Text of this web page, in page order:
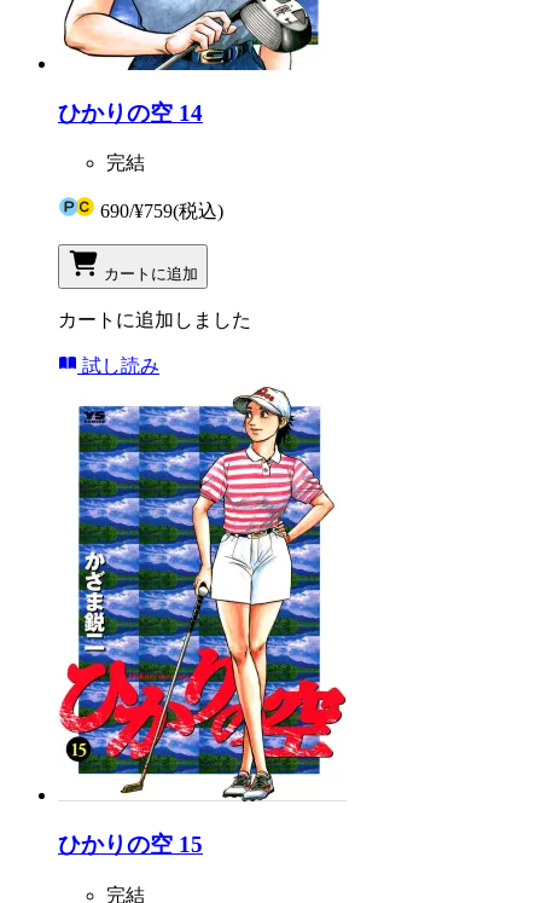
ひかりの空 14
完結
690/¥759(税込)
カートに追加
カートに追加しました
試し読み
ひかりの空 15
完結